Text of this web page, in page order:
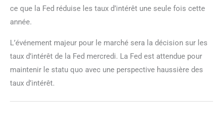
ce que la Fed réduise les taux d’intérêt une seule fois cette
année.
L’événement majeur pour le marché sera la décision sur les
taux d’intérêt de la Fed mercredi. La Fed est attendue pour
maintenir le statu quo avec une perspective haussière des
taux d’intérêt.